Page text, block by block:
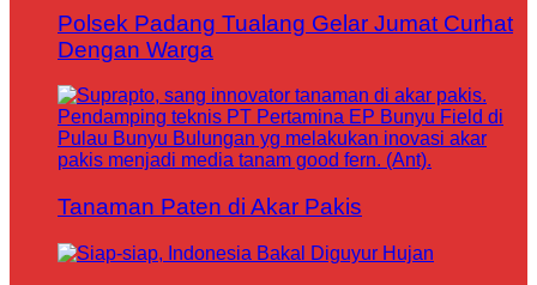
Polsek Padang Tualang Gelar Jumat Curhat
Dengan Warga
Tanaman Paten di Akar Pakis